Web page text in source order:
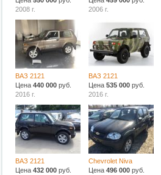
2008 г.
2006 г.
ВАЗ 2121
Цена440 000 руб.
2016 г.
ВАЗ 2121
Цена535 000 руб.
2016 г.
ВАЗ 2121
Цена432 000 руб.
Chevrolet Niva
Цена496 000 руб.